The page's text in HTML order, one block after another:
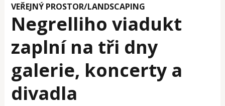
VEŘEJNÝ PROSTOR/LANDSCAPING
Negrelliho viadukt
zaplní na tři dny
galerie, koncerty a
divadla